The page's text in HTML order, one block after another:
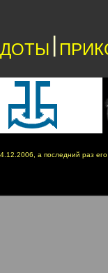
|
а последний раз